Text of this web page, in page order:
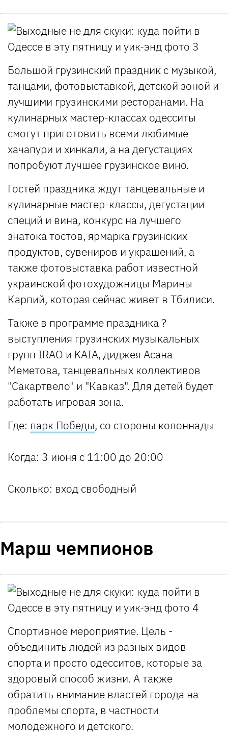
Большой грузинский праздник с музыкой,
танцами, фотовыставкой, детской зоной и
лучшими грузинскими ресторанами. На
кулинарных мастер-классах одесситы
смогут приготовить всеми любимые
хачапури и хинкали, а на дегустациях
попробуют лучшее грузинское вино.
Гостей праздника ждут танцевальные и
кулинарные мастер-классы, дегустации
специй и вина, конкурс на лучшего
знатока тостов, ярмарка грузинских
продуктов, сувениров и украшений, а
также фотовыставка работ известной
украинской фотохудожницы Марины
Карпий, которая сейчас живет в Тбилиси.
Также в программе праздника ?
выступления грузинских музыкальных
групп IRAO и KAIA, диджея Асана
Меметова, танцевальных коллективов
"Сакартвело" и "Кавказ". Для детей будет
работать игровая зона.
Где: парк Победы, со стороны колоннады
Когда: 3 июня с 11:00 до 20:00
Сколько: вход свободный
Марш чемпионов
Cпортивное мероприятие. Цель -
объединить людей из разных видов
спорта и просто одесситов, которые за
здоровый способ жизни. А также
обратить внимание властей города на
проблемы спорта, в частности
молодежного и детского.